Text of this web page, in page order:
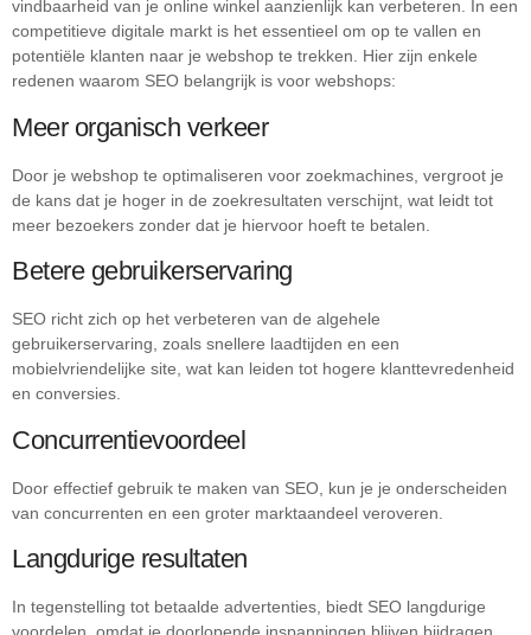
vindbaarheid van je online winkel aanzienlijk kan verbeteren. In een
competitieve digitale markt is het essentieel om op te vallen en
potentiële klanten naar je webshop te trekken. Hier zijn enkele
redenen waarom SEO belangrijk is voor webshops:
Meer organisch verkeer
Door je webshop te optimaliseren voor zoekmachines, vergroot je
de kans dat je hoger in de zoekresultaten verschijnt, wat leidt tot
meer bezoekers zonder dat je hiervoor hoeft te betalen.
Betere gebruikerservaring
SEO richt zich op het verbeteren van de algehele
gebruikerservaring, zoals snellere laadtijden en een
mobielvriendelijke site, wat kan leiden tot hogere klanttevredenheid
en conversies.
Concurrentievoordeel
Door effectief gebruik te maken van SEO, kun je je onderscheiden
van concurrenten en een groter marktaandeel veroveren.
Langdurige resultaten
In tegenstelling tot betaalde advertenties, biedt SEO langdurige